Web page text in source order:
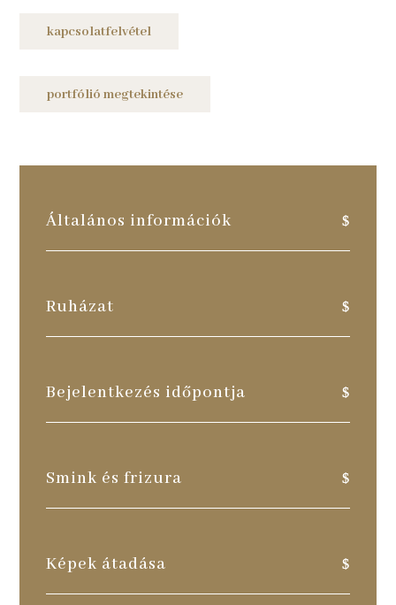
kapcsolatfelvétel
portfólió megtekintése
Általános információk
Ruházat
Bejelentkezés időpontja
Smink és frizura
Képek átadása